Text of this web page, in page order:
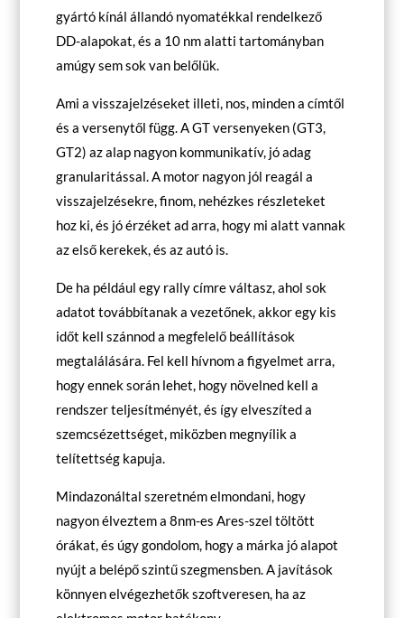
gyártó kínál állandó nyomatékkal rendelkező
DD-alapokat, és a 10 nm alatti tartományban
amúgy sem sok van belőlük.
Ami a visszajelzéseket illeti, nos, minden a címtől
és a versenytől függ. A GT versenyeken (GT3,
GT2) az alap nagyon kommunikatív, jó adag
granularitással. A motor nagyon jól reagál a
visszajelzésekre, finom, nehézkes részleteket
hoz ki, és jó érzéket ad arra, hogy mi alatt vannak
az első kerekek, és az autó is.
De ha például egy rally címre váltasz, ahol sok
adatot továbbítanak a vezetőnek, akkor egy kis
időt kell szánnod a megfelelő beállítások
megtalálására. Fel kell hívnom a figyelmet arra,
hogy ennek során lehet, hogy növelned kell a
rendszer teljesítményét, és így elveszíted a
szemcsézettséget, miközben megnyílik a
telítettség kapuja.
Mindazonáltal szeretném elmondani, hogy
nagyon élveztem a 8nm-es Ares-szel töltött
órákat, és úgy gondolom, hogy a márka jó alapot
nyújt a belépő szintű szegmensben.A javítások
könnyen elvégezhetők szoftveresen, ha az